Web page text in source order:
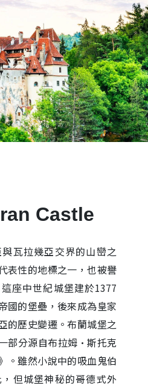
Castle
瓦拉幾亞交界的山巒之
表性的地標之一，也被譽
座中世紀城堡建於1377
國的堡壘，後來成為皇家
的歷史變遷。布蘭城堡之
部分源自布拉姆·斯托克
。雖然小說中的吸血鬼伯
但城堡神秘的哥德式外